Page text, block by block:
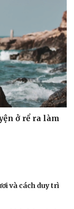
ở rể ra làm
và cách duy trì